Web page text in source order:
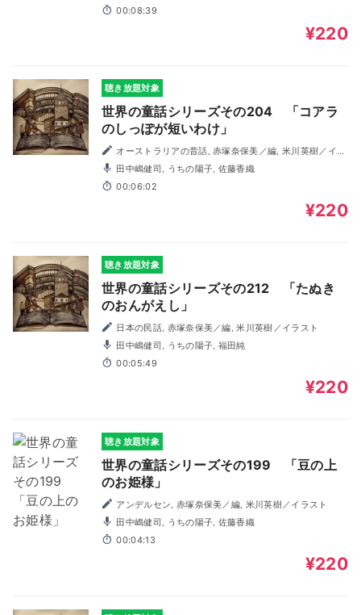
00:08:39
¥220
聴き放題対象
世界の童話シリーズその204 「コアラ
のしっぽが短いわけ」
スト
田中嶋健司, うちの陽子, 佐藤香織
00:06:02
¥220
聴き放題対象
世界の童話シリーズその212 「たぬき
のおんがえし」
日本の民話, 赤塚奈保美／編, 米川英樹／イラスト
田中嶋健司, うちの陽子, 福田純
00:05:49
¥220
聴き放題対象
世界の童話シリーズその199 「豆の上
のお姫様」
アンデルセン, 赤塚奈保美／編, 米川英樹／イラスト
田中嶋健司, うちの陽子, 佐藤香織
00:04:13
¥220